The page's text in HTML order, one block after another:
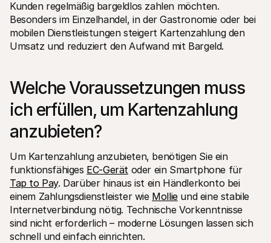
Kunden regelmäßig bargeldlos zahlen möchten.
Besonders im Einzelhandel, in der Gastronomie oder bei
mobilen Dienstleistungen steigert Kartenzahlung den
Umsatz und reduziert den Aufwand mit Bargeld.
Welche Voraussetzungen muss
ich erfüllen, um Kartenzahlung
anzubieten?
Um Kartenzahlung anzubieten, benötigen Sie ein
funktionsfähiges EC-Gerät
oder ein Smartphone für
Tap to Pay. Darüber hinaus ist ein Händlerkonto bei
einem Zahlungsdienstleister wie Mollie und eine stabile
Internetverbindung nötig. Technische Vorkenntnisse
sind nicht erforderlich – moderne Lösungen lassen sich
schnell und einfach einrichten.